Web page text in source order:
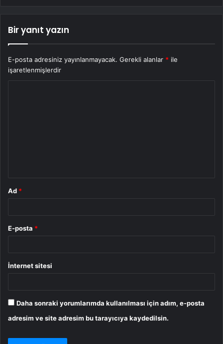
Bir yanıt yazın
E-posta adresiniz yayınlanmayacak. Gerekli alanlar * ile
işaretlenmişlerdir
Ad *
E-posta *
İnternet sitesi
Daha sonraki yorumlarımda kullanılması için adım, e-posta
adresim ve site adresim bu tarayıcıya kaydedilsin.